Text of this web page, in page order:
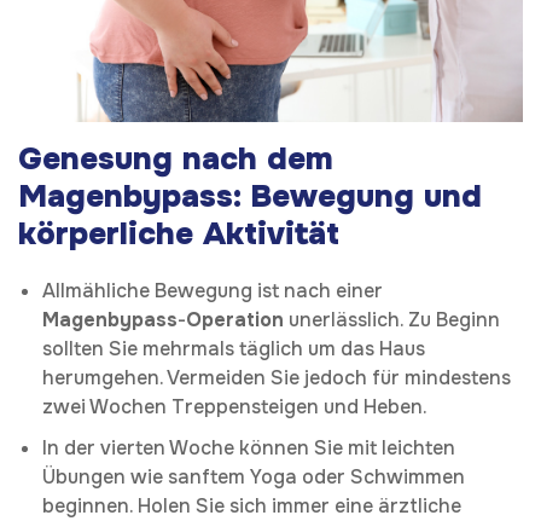
Genesung nach dem
Magenbypass: Bewegung und
körperliche Aktivität
Allmähliche Bewegung ist nach einer
Magenbypass-Operation unerlässlich. Zu Beginn
sollten Sie mehrmals täglich um das Haus
herumgehen. Vermeiden Sie jedoch für mindestens
zwei Wochen Treppensteigen und Heben.
In der vierten Woche können Sie mit leichten
Übungen wie sanftem Yoga oder Schwimmen
beginnen. Holen Sie sich immer eine ärztliche